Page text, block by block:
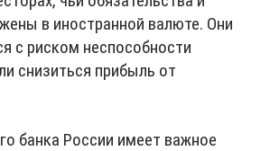
в иностранной валюте. Они
с риском неспособности
снизиться прибыль от
банка России имеет важное